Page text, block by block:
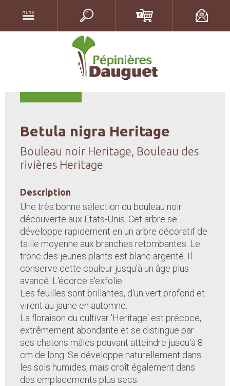
Betula nigra Heritage
Bouleau noir Heritage, Bouleau des
rivières Heritage
Description
Une très bonne sélection du bouleau noir
découverte aux Etats-Unis. Cet arbre se
développe rapidement en un arbre décoratif de
taille moyenne aux branches retombantes. Le
tronc des jeunes plants est blanc argenté. Il
conserve cette couleur jusqu'à un âge plus
avancé. L'écorce s'exfolie.
Les feuilles sont brillantes, d'un vert profond et
virent au jaune en automne.
La floraison du cultivar 'Heritage' est précoce,
extrêmement abondante et se distingue par
ses chatons mâles pouvant atteindre jusqu'à 8
cm de long. Se développe naturellement dans
les sols humides, mais croît également dans
des emplacements plus secs.